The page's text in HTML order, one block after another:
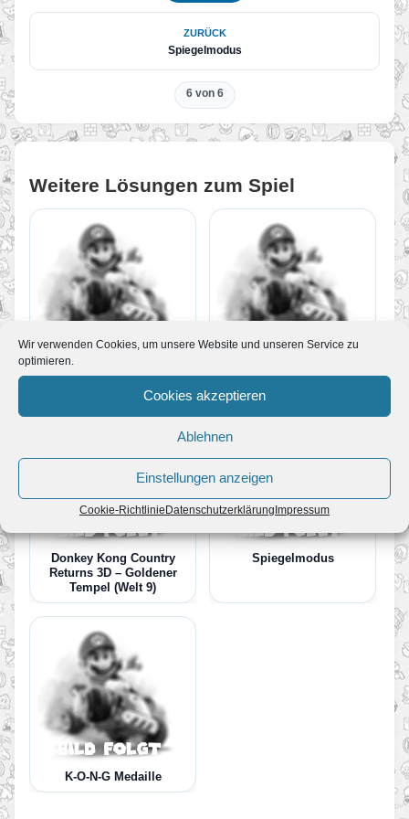
Wir verwenden Cookies, um unsere Website und unseren Service zu
optimieren.
Cookies akzeptieren
Ablehnen
Einstellungen anzeigen
Cookie-RichtlinieDatenschutzerklärungImpressum
ZURÜCK
Spiegelmodus
6 von 6
Weitere Lösungen zum Spiel
Donkey Kong Country
Returns 3D – Goldener
Tempel (Welt 9)
Spiegelmodus
K-O-N-G Medaille